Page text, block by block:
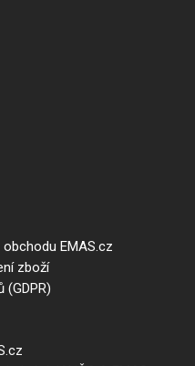
EMAS.cz
zboží